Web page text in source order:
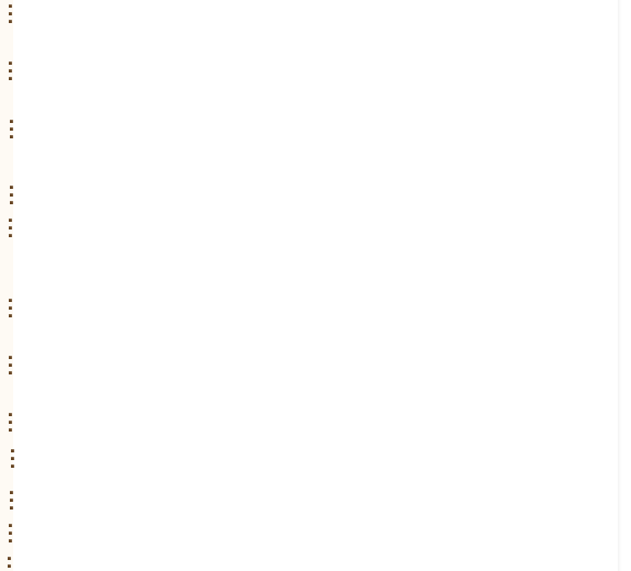
⋮
⋮
⋮
⋮
⋮
⋮
⋮
⋮
⋮
⋮
⋮
⋮